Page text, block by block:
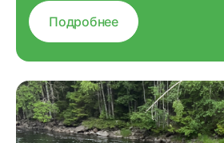
Подробнее